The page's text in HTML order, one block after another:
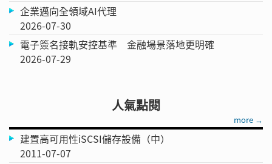
企業邁向全領域AI代理
2026-07-30
電子簽名接軌安控基準 金融場景落地更明確
2026-07-29
人氣點閱
more →
建置高可用性iSCSI儲存設備（中）
2011-07-07